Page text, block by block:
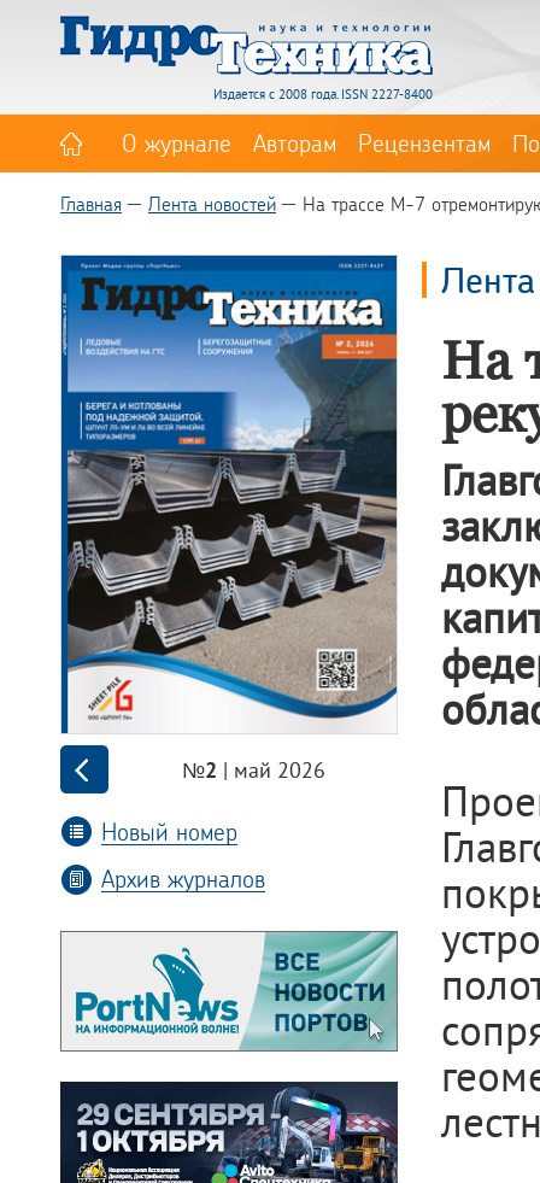
Издается с 2008 года. ISSN 2227-8400
О журнале Авторам Рецензентам
Главная Лента новостей На трассе М-7
№2 | май 2026
Новый номер
Архив журналов
На